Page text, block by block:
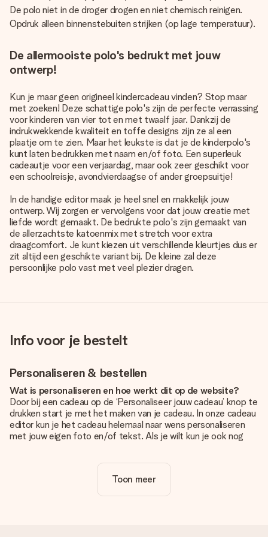
De polo niet in de droger drogen en niet chemisch reinigen.
Opdruk alleen binnenstebuiten strijken (op lage temperatuur).
De allermooiste polo's bedrukt met jouw
ontwerp!
Kun je maar geen origineel kindercadeau vinden? Stop maar
met zoeken! Deze schattige polo's zijn de perfecte verrassing
voor kinderen van vier tot en met twaalf jaar. Dankzij de
indrukwekkende kwaliteit en toffe designs zijn ze al een
plaatje om te zien. Maar het leukste is dat je de kinderpolo's
kunt laten bedrukken met naam en/of foto. Een superleuk
cadeautje voor een verjaardag, maar ook zeer geschikt voor
een schoolreisje, avondvierdaagse of ander groepsuitje!
In de handige editor maak je heel snel en makkelijk jouw
ontwerp. Wij zorgen er vervolgens voor dat jouw creatie met
liefde wordt gemaakt. De bedrukte polo's zijn gemaakt van
de allerzachtste katoenmix met stretch voor extra
draagcomfort. Je kunt kiezen uit verschillende kleurtjes dus er
zit altijd een geschikte variant bij. De kleine zal deze
persoonlijke polo vast met veel plezier dragen.
Info voor je bestelt
Personaliseren & bestellen
Wat is personaliseren en hoe werkt dit op de website?
Door bij een cadeau op de ‘Personaliseer jouw cadeau’ knop te
drukken start je met het maken van je cadeau. In onze cadeau
editor kun je het cadeau helemaal naar wens personaliseren
met jouw eigen foto en/of tekst. Als je wilt kun je ook nog
Is personalisatie in de prijs inbegrepen?
De prijs die op de website wordt getoond is inclusief de
Toon meer